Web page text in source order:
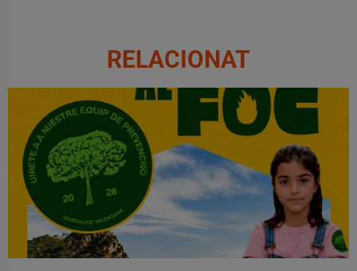
RELACIONAT